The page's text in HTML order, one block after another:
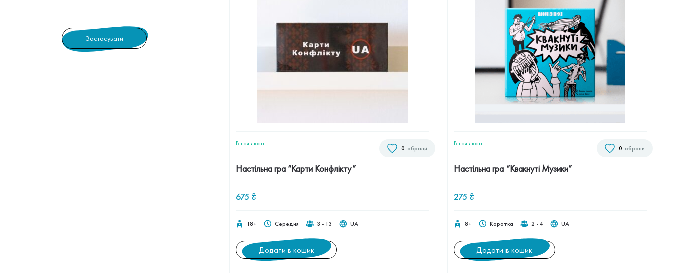
обрали
0
В наявностi
Настільна гра “Карти Конфлікту”
675 ₴
18+ Середня 3 - 13 UA
Додати в кошик
обрали
0
В наявностi
Настільна гра “Квакнуті Музики”
275 ₴
8+ Коротка 2 - 4 UA
Додати в кошик
Застосувати